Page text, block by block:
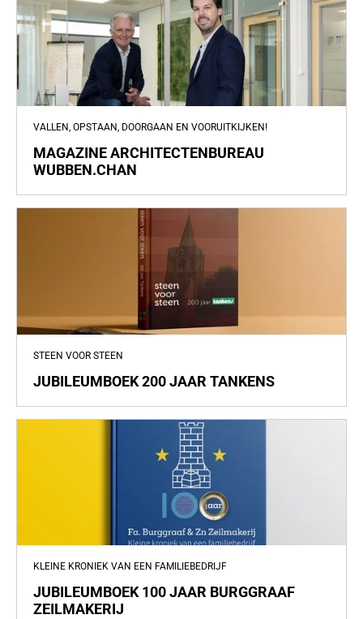
VALLEN, OPSTAAN, DOORGAAN EN VOORUITKIJKEN!
MAGAZINE ARCHITECTENBUREAU
WUBBEN.CHAN
STEEN VOOR STEEN
JUBILEUMBOEK 200 JAAR TANKENS
KLEINE KRONIEK VAN EEN FAMILIEBEDRIJF
JUBILEUMBOEK 100 JAAR BURGGRAAF
ZEILMAKERIJ